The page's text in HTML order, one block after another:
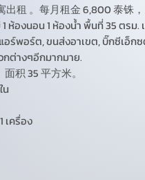
出租 。每月租金 6,800 泰铢
ห้องนอน 1 ห้องน้ำ พื้นที่ 35 ตรม.
อร์พอร์ต, ขนส่งอาเขต, บิ๊กซีเอ็ก
กต่างๆอีกมากมาย.
积 35 平方米。
น
เครื่อง